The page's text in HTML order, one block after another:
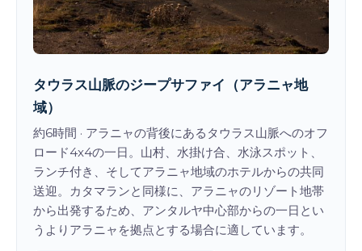
タウラス山脈のジープサファイ（アラニャ地
域）
約6時間 · アラニャの背後にあるタウラス山脈へのオフ
ロード4x4の一日。山村、水掛け合、水泳スポット、
ランチ付き、そしてアラニャ地域のホテルからの共同
送迎。カタマランと同様に、アラニャのリゾート地帯
から出発するため、アンタルヤ中心部からの一日とい
うよりアラニャを拠点とする場合に適しています。